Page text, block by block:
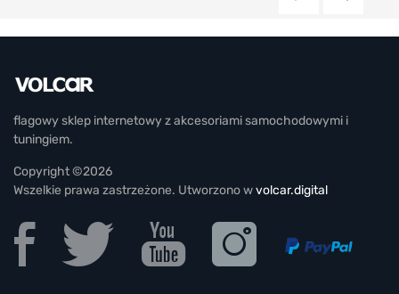
flagowy sklep internetowy z akcesoriami samochodowymi i
tuningiem.
Copyright ©2026
Wszelkie prawa zastrzeżone. Utworzono wvolcar.digital